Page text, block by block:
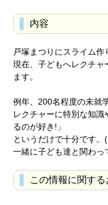
内容
戸塚まつりにスライム作
現在、子どもへレクチャ
ます。
例年、200名程度の未就
レクチャーに特別な知
るのが好き!」
というだけで十分です
一緒に子ども達と関わっ
この情報に関す